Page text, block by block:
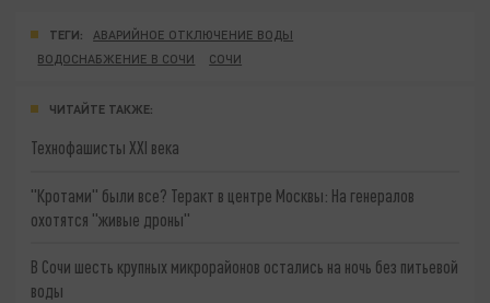
ТЕГИ:
АВАРИЙНОЕ ОТКЛЮЧЕНИЕ ВОДЫ
ВОДОСНАБЖЕНИЕ В СОЧИ
СОЧИ
ЧИТАЙТЕ ТАКЖЕ:
Технофашисты XXI века
"Кротами" были все? Теракт в центре Москвы: На генералов
охотятся "живые дроны"
В Сочи шесть крупных микрорайонов остались на ночь без питьевой
воды